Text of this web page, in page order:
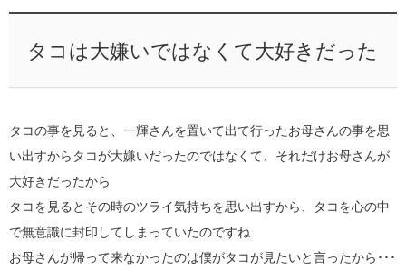
タコは大嫌いではなくて大好きだった
タコの事を見ると、一輝さんを置いて出て行ったお母さんの事を思
い出すからタコが大嫌いだったのではなくて、それだけお母さんが
大好きだったから
タコを見るとその時のツライ気持ちを思い出すから、タコを心の中
で無意識に封印してしまっていたのですね
お母さんが帰って来なかったのは僕がタコが見たいと言ったから･･･